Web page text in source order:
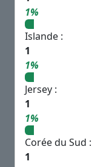
1%
Islande :
1
1%
Jersey :
1
1%
Corée du Sud :
1